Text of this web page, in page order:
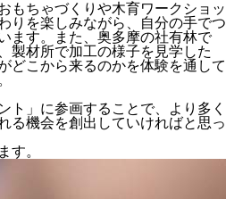
もちゃづくりや木育ワークショッ
りを楽しみながら、自分の手でつ
ます。また、奥多摩の社有林で
製材所で加工の様子を見学した
どこから来るのかを体験を通して
ト」に参画することで、より多く
る機会を創出していければと思っ
す。